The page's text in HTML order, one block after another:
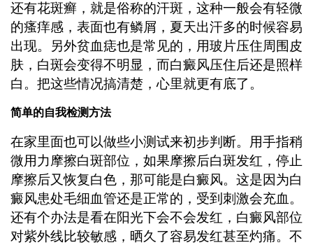
还有花斑癣，就是俗称的汗斑，这种一般会有轻微
的瘙痒感，表面也有鳞屑，夏天出汗多的时候容易
出现。另外贫血痣也是常见的，用玻片压住周围皮
肤，白斑会变得不明显，而白癜风压住后还是照样
白。把这些情况搞清楚，心里就更有底了。
简单的自我检测方法
在家里面也可以做些小测试来初步判断。用手指稍
微用力摩擦白斑部位，如果摩擦后白斑发红，停止
摩擦后又恢复白色，那可能是白癜风。这是因为白
癜风患处毛细血管还是正常的，受到刺激会充血。
还有个办法是看在阳光下会不会发红，白癜风部位
对紫外线比较敏感，晒久了容易发红甚至灼痛。不